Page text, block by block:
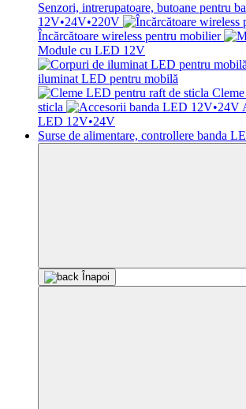
Senzori, intrerupatoare, butoane pentru
12V•24V•220V
Încărcătoare wireless pentru mobilier
Module cu LED 12V
iluminat LED pentru mobilă
sticla
LED 12V•24V
Surse de alimentare, controllere banda
Înapoi